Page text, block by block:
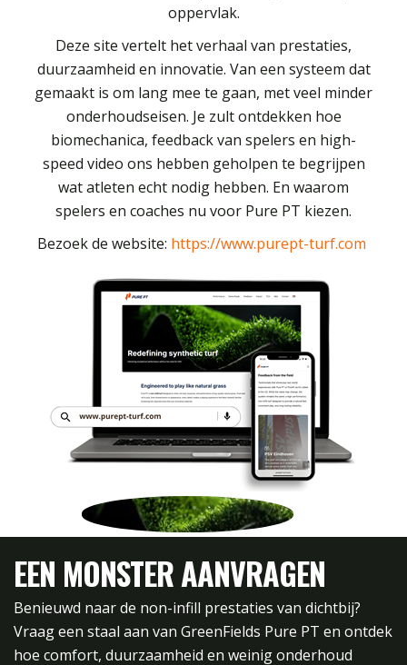
oppervlak.
Deze site vertelt het verhaal van prestaties,
duurzaamheid en innovatie. Van een systeem dat
gemaakt is om lang mee te gaan, met veel minder
onderhoudseisen. Je zult ontdekken hoe
biomechanica, feedback van spelers en high-
speed video ons hebben geholpen te begrijpen
wat atleten echt nodig hebben. En waarom
spelers en coaches nu voor Pure PT kiezen.
Bezoek de website: https://www.purept-turf.com
EEN MONSTER AANVRAGEN
Benieuwd naar de non-infill prestaties van dichtbij?
Vraag een staal aan van GreenFields Pure PT en ontdek
hoe comfort, duurzaamheid en weinig onderhoud